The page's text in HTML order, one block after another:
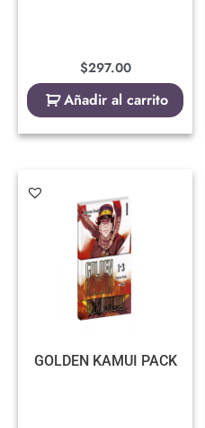
$297.00
Añadir al carrito
GOLDEN KAMUI PACK